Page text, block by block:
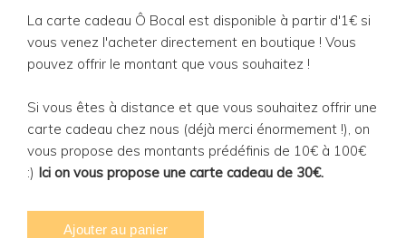
La carte cadeau Ô Bocal est disponible à partir d'1€ si
vous venez l'acheter directement en boutique ! Vous
pouvez offrir le montant que vous souhaitez !
Si vous êtes à distance et que vous souhaitez offrir une
carte cadeau chez nous (déjà merci énormement !), on
vous propose des montants prédéfinis de 10€ à 100€
:) Ici on vous propose une carte cadeau de 30€.